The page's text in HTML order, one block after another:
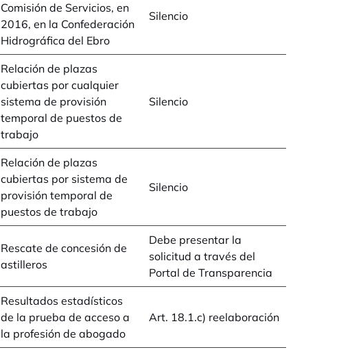
Comisión de Servicios, en
2016, en la Confederación
Hidrográfica del Ebro
Silencio
Relación de plazas
cubiertas por cualquier
sistema de provisión
temporal de puestos de
trabajo
Silencio
Relación de plazas
cubiertas por sistema de
provisión temporal de
puestos de trabajo
Silencio
Rescate de concesión de
astilleros
Debe presentar la
solicitud a través del
Portal de Transparencia
Resultados estadísticos
de la prueba de acceso a
la profesión de abogado
Art. 18.1.c) reelaboración